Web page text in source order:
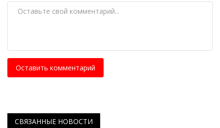
Оставить комментарий
СВЯЗАННЫЕ НОВОСТИ